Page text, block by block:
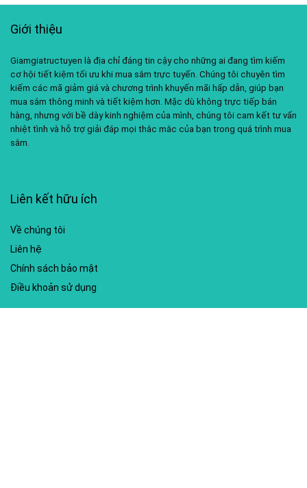
Giới thiệu
Giamgiatructuyen là địa chỉ đáng tin cậy cho những ai đang tìm kiếm
cơ hội tiết kiệm tối ưu khi mua sắm trực tuyến. Chúng tôi chuyên tìm
kiếm các mã giảm giá và chương trình khuyến mãi hấp dẫn, giúp bạn
mua sắm thông minh và tiết kiệm hơn. Mặc dù không trực tiếp bán
hàng, nhưng với bề dày kinh nghiệm của mình, chúng tôi cam kết tư vấn
nhiệt tình và hỗ trợ giải đáp mọi thắc mắc của bạn trong quá trình mua
sắm.
Liên kết hữu ích
Về chúng tôi
Liên hệ
Chính sách bảo mật
Điều khoản sử dụng